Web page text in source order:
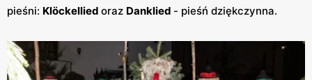
pieśni: Klöckellied oraz Danklied - pieśń dziękczynna.